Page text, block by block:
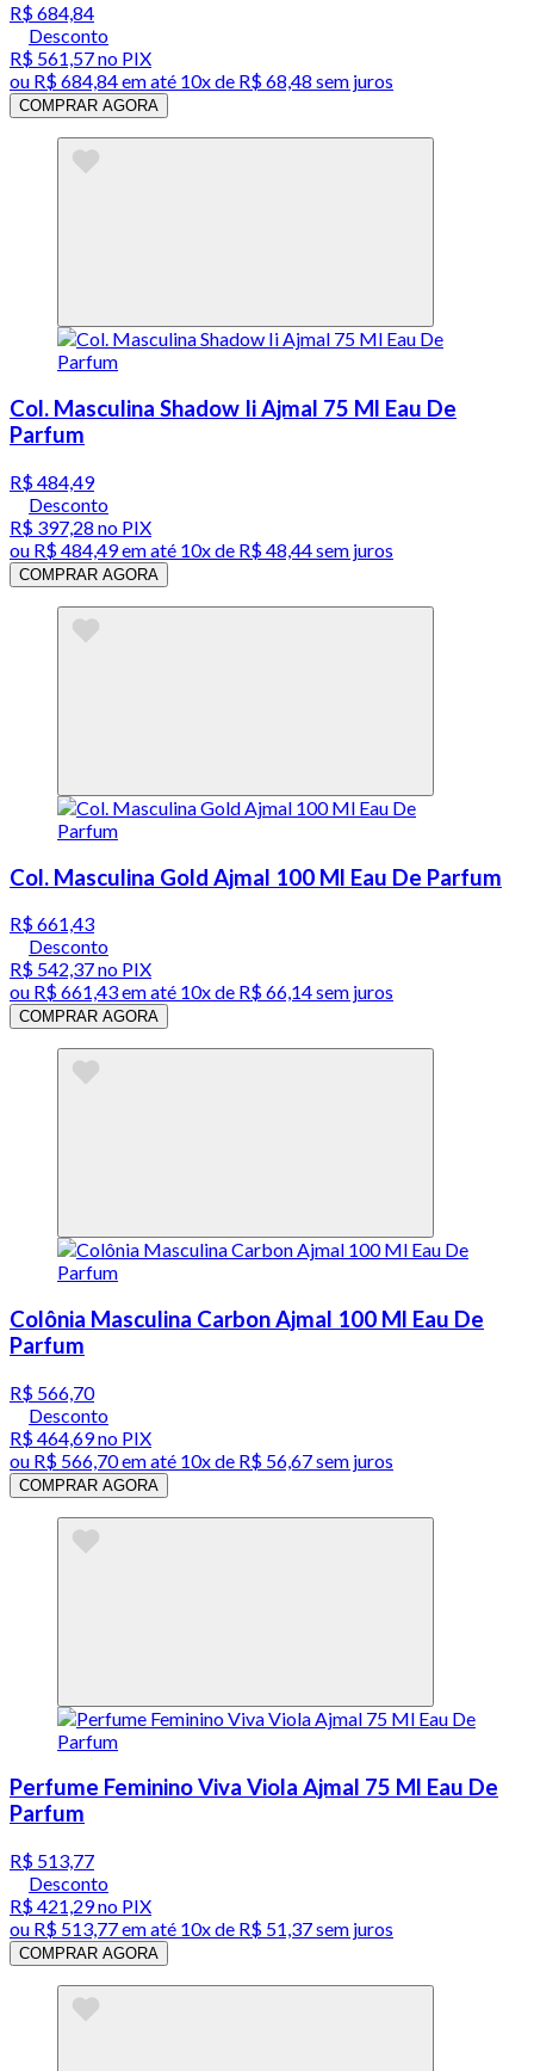
R$ 684,84
Desconto
R$ 561,57no PIX
ou R$ 684,84em até 10x de R$ 68,48 sem juros
COMPRAR AGORA
Col. Masculina Shadow Ii Ajmal 75 Ml Eau De
Parfum
R$ 484,49
Desconto
R$ 397,28 no PIX
ou R$ 484,49em até 10x de R$ 48,44 sem juros
COMPRAR AGORA
Col. Masculina Gold Ajmal 100 Ml Eau De Parfum
R$ 661,43
Desconto
R$ 542,37no PIX
ou R$ 661,43em até 10x de R$ 66,14 sem juros
COMPRAR AGORA
Colônia Masculina Carbon Ajmal 100 Ml Eau De
Parfum
R$ 566,70
Desconto
R$ 464,69no PIX
ou R$ 566,70em até 10x de R$ 56,67 sem juros
COMPRAR AGORA
Perfume Feminino Viva Viola Ajmal 75 Ml Eau De
Parfum
R$ 513,77
Desconto
R$ 421,29no PIX
ou R$ 513,77em até 10x de R$ 51,37 sem juros
COMPRAR AGORA